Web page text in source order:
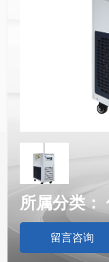
所属分类：
留言咨询